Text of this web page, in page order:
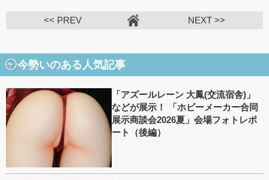
<< PREV NEXT >>
今勢いのある人気記事
「アズールレーン 大鳳(交流宿舎)」
などが展示！ 「ホビーメーカー合同
展示商談会2026夏」会場フォトレポ
ート（後編）